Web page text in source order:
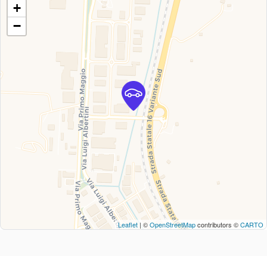
+
−
Leaflet | ©OpenStreetMapcontributors ©CARTO